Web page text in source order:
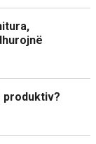
produktiv?